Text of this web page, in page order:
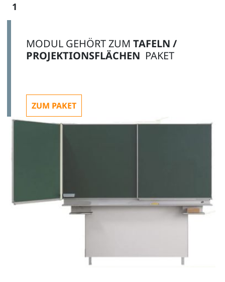
1
MODUL GEHÖRT ZUM TAFELN /
PROJEKTIONSFLÄCHEN PAKET
ZUM PAKET